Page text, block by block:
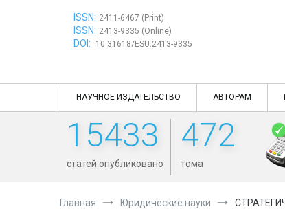
ISSN: 2411-6467 (Print)
ISSN: 2413-9335 (Online)
DOI: 10.31618/ESU.2413-9335
НАУЧНОЕ ИЗДАТЕЛЬСТВО АВТОРАМ
15433
статей опубликовано
472
тома
Главная Юридические науки